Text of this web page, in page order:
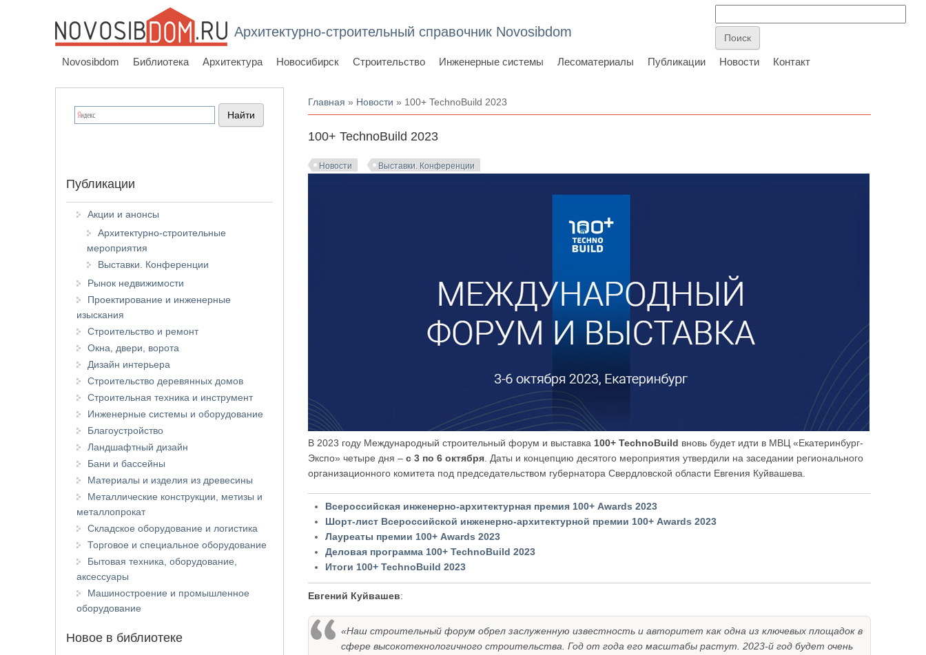
Архитектурно-строительный справочник Novosibdom
Novosibdom Библиотека Архитектура Новосибирск Строительство Инженерные системы Лесоматериалы Публикации Новости Контакт
Вы здесь
Главная » Новости » 100+ TechnoBuild 2023
100+ TechnoBuild 2023
Новости Выставки. Конференции
В 2023 году Международный строительный форум и выставка 100+ TechnoBuild вновь будет идти в МВЦ «Екатеринбург-
Экспо» четыре дня –с 3 по 6 октября . Даты и концепцию десятого мероприятия утвердили на заседании регионального
организационного комитета под председательством губернатора Свердловской области Евгения Куйвашева.
Всероссийская инженерно-архитектурная премия 100+ Awards 2023
Шорт-лист Всероссийской инженерно-архитектурной премии 100+ Awards 2023
Лауреаты премии 100+ Awards 2023
Деловая программа 100+ TechnoBuild 2023
Итоги 100+ TechnoBuild 2023
Евгений Куйвашев:
«Наш строительный форум обрел заслуженную известность и авторитет как одна из ключевых площадок в
сфере высокотехнологичного строительства. Год от года его масштабы растут. 2023-й год будет очень
Публикации
Акции и анонсы
Архитектурно-строительные
мероприятия
Выставки. Конференции
Рынок недвижимости
Проектирование и инженерные
изыскания
Строительство и ремонт
Окна, двери, ворота
Дизайн интерьера
Строительство деревянных домов
Строительная техника и инструмент
Инженерные системы и оборудование
Благоустройство
Ландшафтный дизайн
Бани и бассейны
Материалы и изделия из древесины
Металлические конструкции, метизы и
металлопрокат
Складское оборудование и логистика
Торговое и специальное оборудование
Бытовая техника, оборудование,
аксессуары
Машиностроение и промышленное
оборудование
Новое в библиотеке